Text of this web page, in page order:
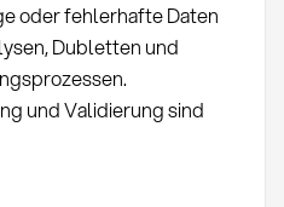
oder fehlerhafte Daten
Dubletten und
und Validierung sind